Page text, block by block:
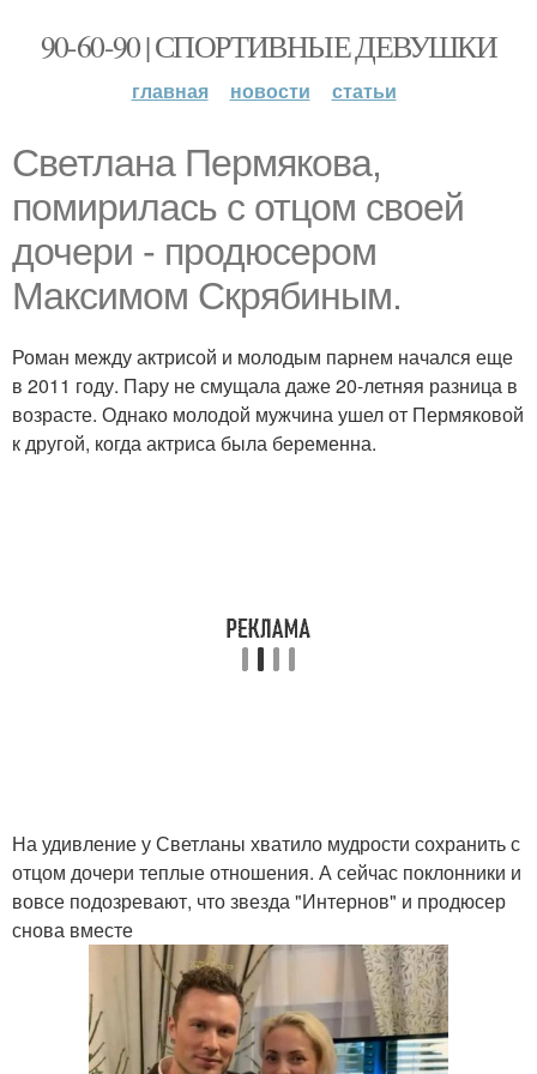
90-60-90 | СПОРТИВНЫЕ ДЕВУШКИ
главная новости статьи
Светлана Пермякова,
помирилась с отцом своей
дочери - продюсером
Максимом Скрябиным.
Роман между актрисой и молодым парнем начался еще
в 2011 году. Пару не смущала даже 20-летняя разница в
возрасте. Однако молодой мужчина ушел от Пермяковой
к другой, когда актриса была беременна.
На удивление у Светланы хватило мудрости сохранить с
отцом дочери теплые отношения. А сейчас поклонники и
вовсе подозревают, что звезда "Интернов" и продюсер
снова вместе